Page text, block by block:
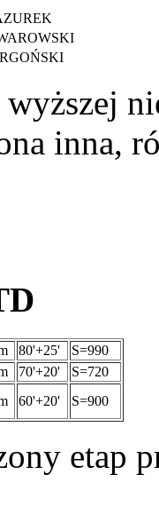
inna,
80'+25'
S=990
70'+20'
S=720
60'+20' S=900
etap